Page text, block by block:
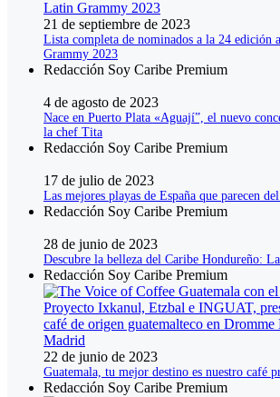
21 de septiembre de 2023
Lista completa de nominados a la 24 edición
Grammy 2023
Redacción Soy Caribe Premium
4 de agosto de 2023
Nace en Puerto Plata «Aguají”, el nuevo
la chef Tita
Redacción Soy Caribe Premium
17 de julio de 2023
Las mejores playas de España que parecen
Redacción Soy Caribe Premium
28 de junio de 2023
Descubre la belleza del Caribe Hondureño:
Redacción Soy Caribe Premium
22 de junio de 2023
Guatemala, tu mejor destino es nuestro café
Redacción Soy Caribe Premium